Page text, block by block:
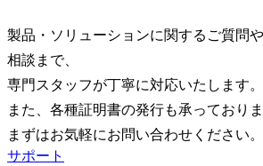
製品・ソリューションに関するご質問
相談まで、
専門スタッフが丁寧に対応いたします。
また、各種証明書の発行も承っておりま
まずはお気軽にお問い合わせください。
サポート